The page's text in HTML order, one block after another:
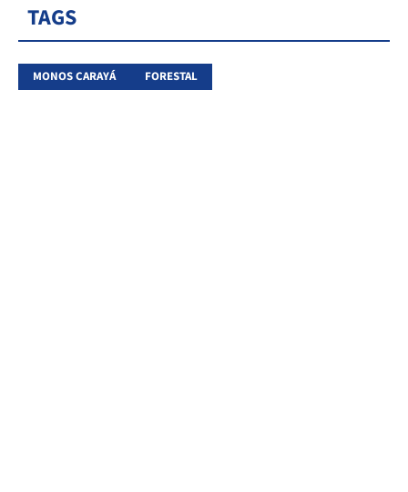
TAGS
MONOS CARAYÁ FORESTAL